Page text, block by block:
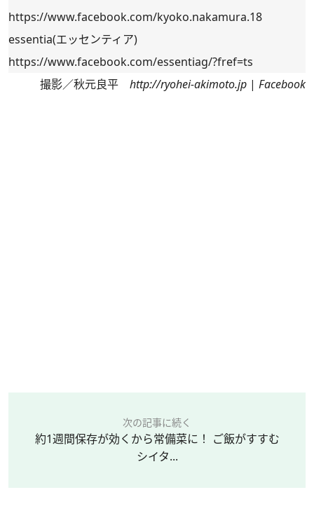
https://www.facebook.com/kyoko.nakamura.18
essentia(エッセンティア)
https://www.facebook.com/essentiag/?fref=ts
撮影／秋元良平 http://ryohei-akimoto.jp | Facebook
次の記事に続く
約1週間保存が効くから常備菜に！ ご飯がすすむ
シイタ...